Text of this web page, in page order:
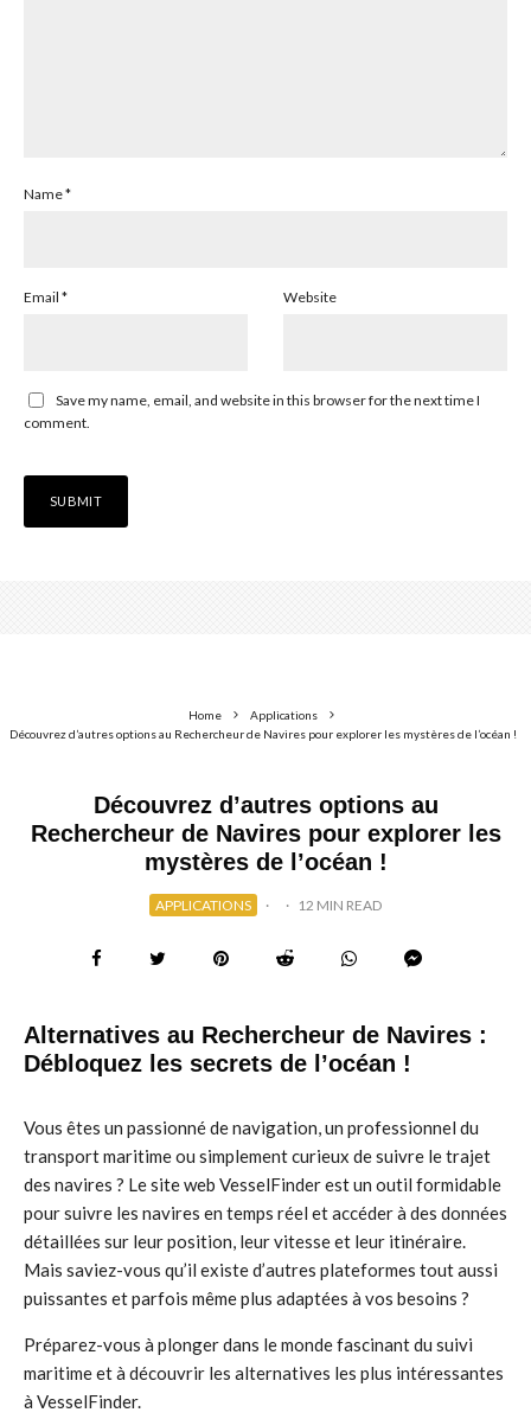
Name*
Email * Website
Save my name, email, and website in this browser for the next time I
comment.
Home
Applications
Découvrez d’autres options au Rechercheur de Navires pour explorer les mystères de l’océan !
Découvrez d’autres options au
Rechercheur de Navires pour explorer les
mystères de l’océan !
APPLICATIONS · · 12 MIN READ
Alternatives au Rechercheur de Navires :
Débloquez les secrets de l’océan !
Vous êtes un passionné de navigation, un professionnel du
transport maritime ou simplement curieux de suivre le trajet
des navires ? Le site web VesselFinder est un outil formidable
pour suivre les navires en temps réel et accéder à des données
détaillées sur leur position, leur vitesse et leur itinéraire.
Mais saviez-vous qu’il existe d’autres plateformes tout aussi
puissantes et parfois même plus adaptées à vos besoins ?
Préparez-vous à plonger dans le monde fascinant du suivi
maritime et à découvrir les alternatives les plus intéressantes
à VesselFinder.